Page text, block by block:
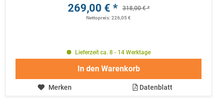
269,00 € * 318,00 € *
Nettopreis: 226,05 €
Lieferzeit ca. 8 - 14 Werktage
In den Warenkorb
Merken Datenblatt